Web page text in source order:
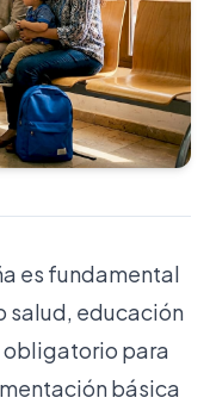
es fundamental
salud, educación
obligatorio para
básica